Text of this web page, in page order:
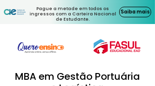
Pague a metade em todos os
ingressos com a Carteira Nacional
de Estudante.
Saiba mais
MBA em Gestão Portuária